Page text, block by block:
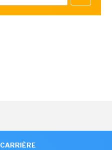
CARRIÈRE